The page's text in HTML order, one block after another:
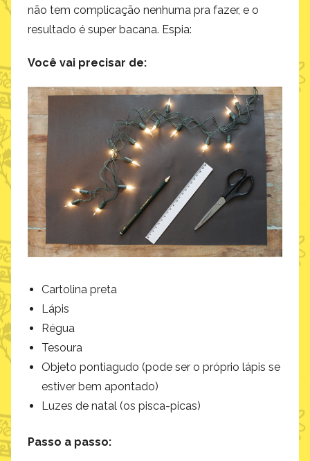
não tem complicação nenhuma pra fazer, e o
resultado é super bacana. Espia:
Você vai precisar de:
Cartolina preta
Lápis
Régua
Tesoura
Objeto pontiagudo (pode ser o próprio lápis se
estiver bem apontado)
Luzes de natal (os pisca-picas)
Passo a passo: